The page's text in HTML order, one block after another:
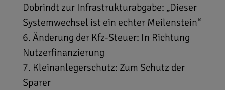
Dobrindt zur Infrastrukturabgabe: „Dieser
Systemwechsel ist ein echter Meilenstein“
6. Änderung der Kfz-Steuer: In Richtung
Nutzerfinanzierung
7. Kleinanlegerschutz: Zum Schutz der
Sparer